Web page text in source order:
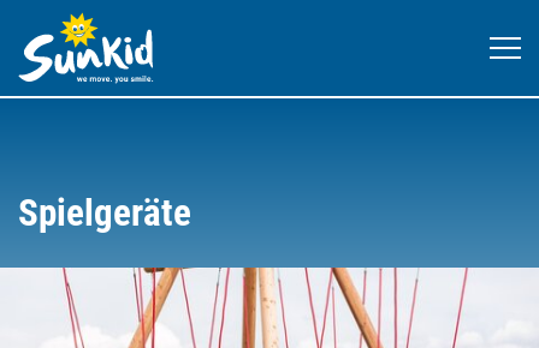
Spielgeräte